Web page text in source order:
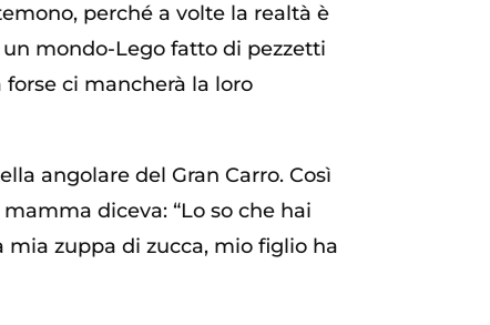
perché a volte la realtà è
mondo-Lego fatto di pezzetti
ci mancherà la loro
angolare del Gran Carro. Così
diceva: “Lo so che hai
mia zuppa di zucca, mio figlio ha